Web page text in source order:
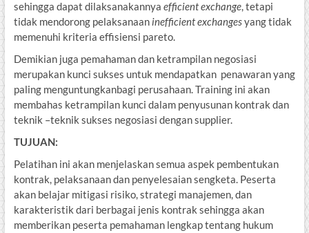
sehingga dapat dilaksanakannya efficient exchange, tetapi
tidak mendorong pelaksanaan inefficient exchangesyang tidak
memenuhi kriteria effisiensi pareto.
Demikian juga pemahaman dan ketrampilan negosiasi
merupakan kunci sukses untuk mendapatkan penawaran yang
paling menguntungkanbagi perusahaan. Training ini akan
membahas ketrampilan kunci dalam penyusunan kontrak dan
teknik –teknik sukses negosiasi dengan supplier.
TUJUAN:
Pelatihan ini akan menjelaskan semua aspek pembentukan
kontrak, pelaksanaan dan penyelesaian sengketa. Peserta
akan belajar mitigasi risiko, strategi manajemen, dan
karakteristik dari berbagai jenis kontrak sehingga akan
memberikan peserta pemahaman lengkap tentang hukum